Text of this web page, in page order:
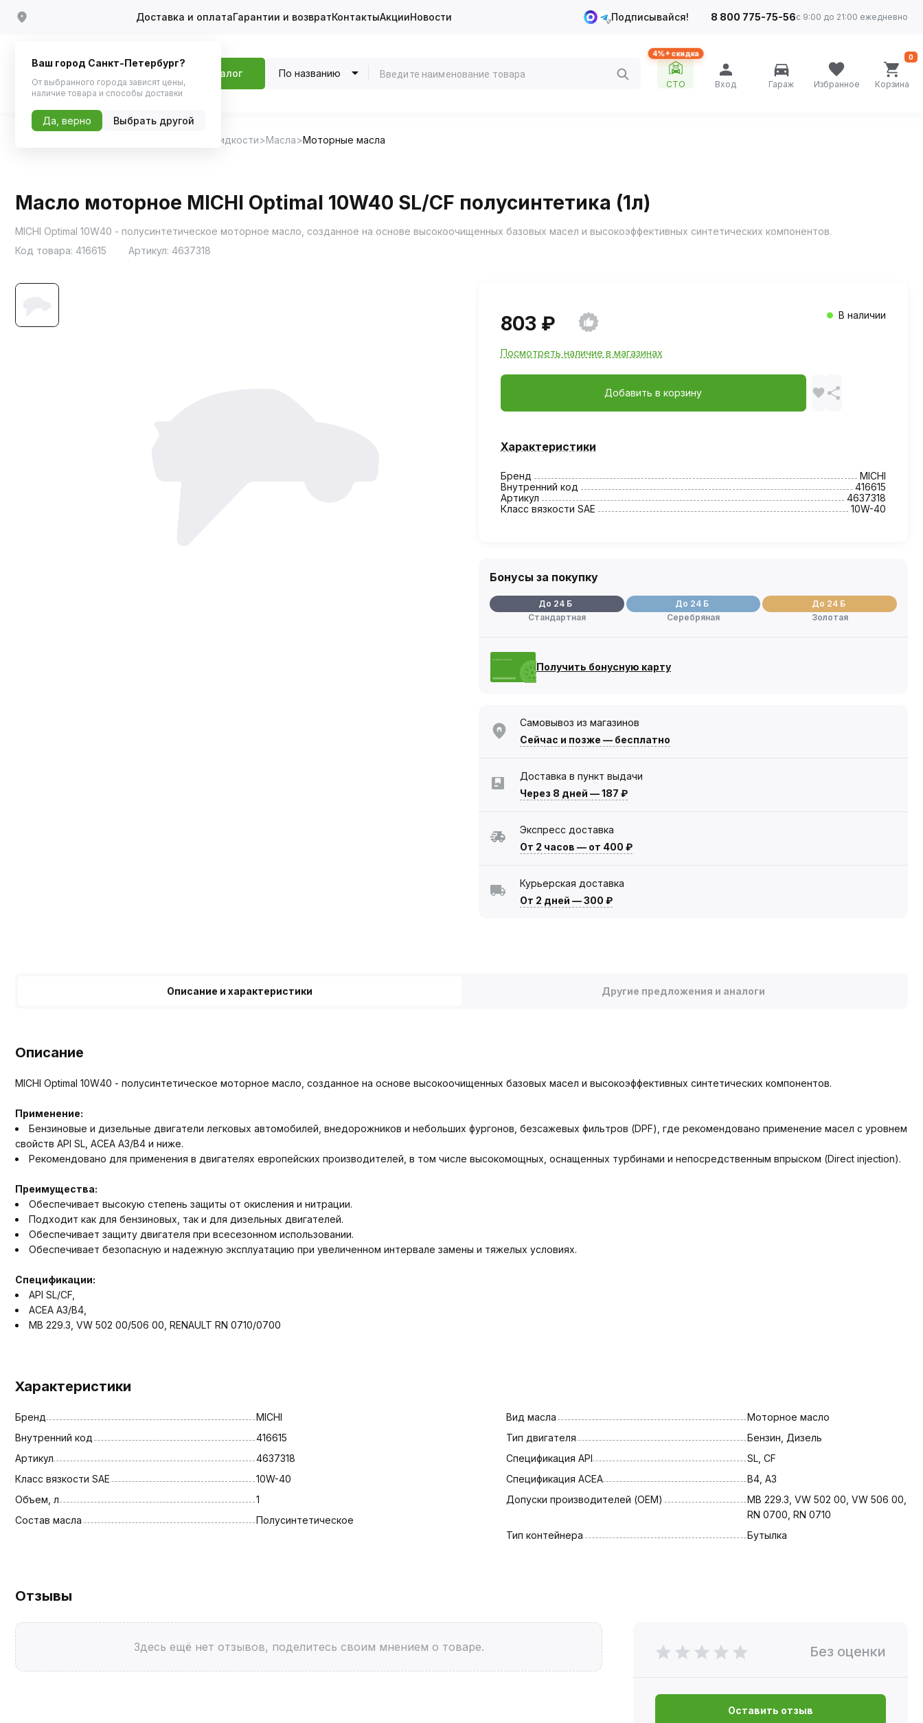
Доставка и оплатаГарантии и возвратКонтактыАкцииНовости Подписывайся! 8 800 775-75-56с 9:00 до 21:00 ежедневно
Каталог По названию
4%+ скидка
СТО Вход Гараж Избранное Корзина
0
Масла и технические жидкости Масла Моторные масла
Масло моторное MICHI Optimal 10W40 SL/CF полусинтетика (1л)
MICHI Optimal 10W40 - полусинтетическое моторное масло, созданное на основе высокоочищенных базовых масел и высокоэффективных синтетических компонентов.
Код товара: 416615 Артикул: 4637318
803 ₽ В наличии
Посмотреть наличие в магазинах
Добавить в корзину
Характеристики
Бренд
MICHI
Внутренний код
416615
Артикул
4637318
Класс вязкости SAE
10W-40
Бонусы за покупку
До 24 Б
Стандартная
До 24 Б
Серебряная
До 24 Б
Золотая
Получить бонусную карту
Самовывоз из магазинов
Сейчас и позже — бесплатно
Доставка в пункт выдачи
Через 8 дней —187 ₽
Экспресс доставка
От 2 часов — от 400 ₽
Курьерская доставка
От 2 дней —300 ₽
Описание и характеристики Другие предложения и аналоги
Описание
MICHI Optimal 10W40 - полусинтетическое моторное масло, созданное на основе высокоочищенных базовых масел и высокоэффективных синтетических компонентов.
Применение:
Бензиновые и дизельные двигатели легковых автомобилей, внедорожников и небольших фургонов, безсажевых фильтров (DPF), где рекомендовано применение масел с уровнем
свойств API SL, ACEA A3/B4 и ниже.
Рекомендовано для применения в двигателях европейских производителей, в том числе высокомощных, оснащенных турбинами и непосредственным впрыском (Direct injection).
Преимущества:
Обеспечивает высокую степень защиты от окисления и нитрации.
Подходит как для бензиновых, так и для дизельных двигателей.
Обеспечивает защиту двигателя при всесезонном использовании.
Обеспечивает безопасную и надежную эксплуатацию при увеличенном интервале замены и тяжелых условиях.
Спецификации:
API SL/CF,
ACEA A3/B4,
MB 229.3, VW 502 00/506 00, RENAULT RN 0710/0700
Характеристики
Бренд
MICHI
Внутренний код
416615
Артикул
4637318
Класс вязкости SAE
10W-40
Объем, л
1
Состав масла
Полусинтетическое
Вид масла
Моторное масло
Тип двигателя
Бензин, Дизель
Спецификация API
SL, CF
Спецификация АСЕА
B4, A3
Допуски производителей (OEM)
MB 229.3, VW 502 00, VW 506 00,
RN 0700, RN 0710
Тип контейнера
Бутылка
Отзывы
Здесь ещё нет отзывов, поделитесь своим мнением о товаре. Без оценки
Оставить отзыв
Ваш город Санкт-Петербург?
От выбранного города зависят цены,
наличие товара и способы доставки
Да, верно Выбрать другой